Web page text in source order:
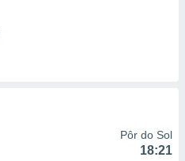
Pôr do Sol
18:21